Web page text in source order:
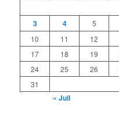
3
4 5
10
11 12
17
18 19
24
25 26
31
« Juil